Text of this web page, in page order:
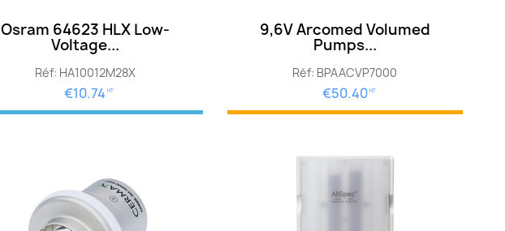
Osram 64623 HLX Low-
Voltage...
Réf: HA10012M28X
€10.74 HT
9,6V Arcomed Volumed
Pumps...
Réf: BPAACVP7000
€50.40 HT